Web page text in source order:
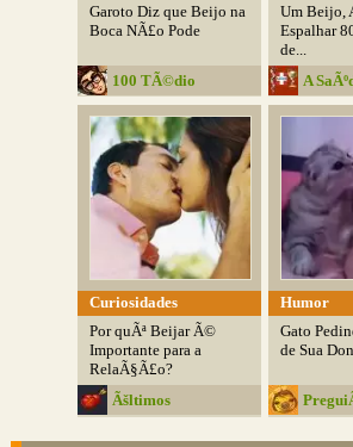
Garoto Diz que Beijo na
Boca NÃ£o Pode
100 TÃ©dio
Um Beijo,
Espalhar
de...
A
Curiosidades
Por quÃª Beijar Ã©
Importante para a
RelaÃ§Ã£o?
Ãšltimos
Humor
Gato
de Sua